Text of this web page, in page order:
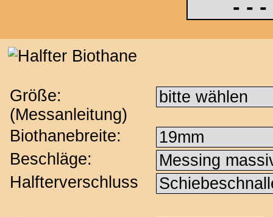
Größe:
(Messanleitung)
Biothanebreite:
Beschläge:
Halfterverschluss